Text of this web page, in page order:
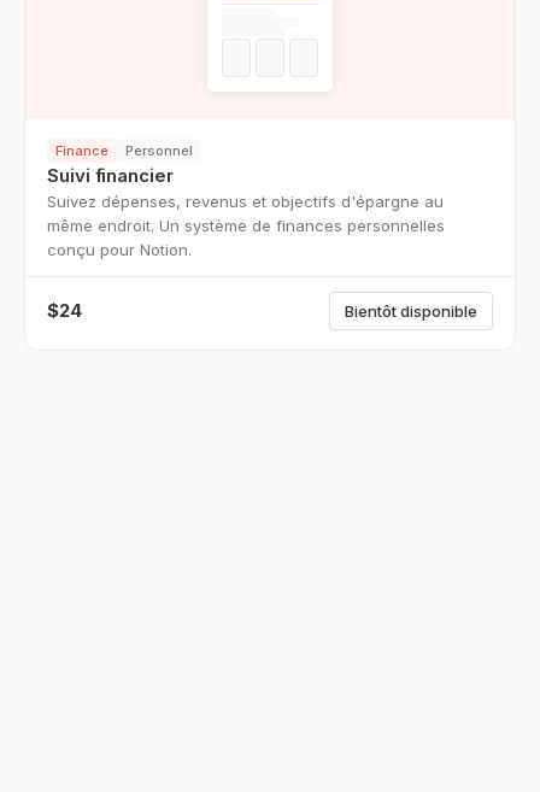
Finance Personnel
Suivi financier
Suivez dépenses, revenus et objectifs d'épargne au
même endroit. Un système de finances personnelles
conçu pour Notion.
$24 Bientôt disponible